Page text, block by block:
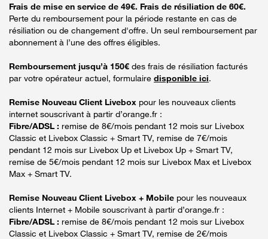
Frais de mise en service de 49€. Frais de résiliation de 60€.
Perte du remboursement pour la période restante en cas de
résiliation ou de changement d'offre. Un seul remboursement par
abonnement à l’une des offres éligibles.
Remboursement jusqu’à 150€ des frais de résiliation facturés
par votre opérateur actuel, formulaire disponible ici.
Remise Nouveau Client Livebox pour les nouveaux clients
internet souscrivant à partir d’orange.fr :
Fibre/ADSL : remise de 8€/mois pendant 12 mois sur Livebox
Classic et Livebox Classic + Smart TV, remise de 7€/mois
pendant 12 mois sur Livebox Up et Livebox Up + Smart TV,
remise de 5€/mois pendant 12 mois sur Livebox Max et Livebox
Max + Smart TV.
Remise Nouveau Client Livebox + Mobile pour les nouveaux
clients Internet + Mobile souscrivant à partir d’orange.fr :
Fibre/ADSL : remise de 8€/mois pendant 12 mois sur Livebox
Classic et Livebox Classic + Smart TV, remise de 2€/mois